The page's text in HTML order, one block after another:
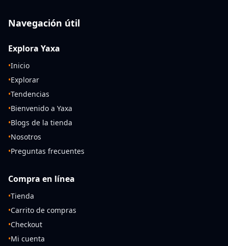
Navegación útil
Explora Yaxa
•Inicio
•Explorar
•Tendencias
•Bienvenido a Yaxa
•Blogs de la tienda
•Nosotros
•Preguntas frecuentes
Compra en línea
•Tienda
•Carrito de compras
•Checkout
•Mi cuenta